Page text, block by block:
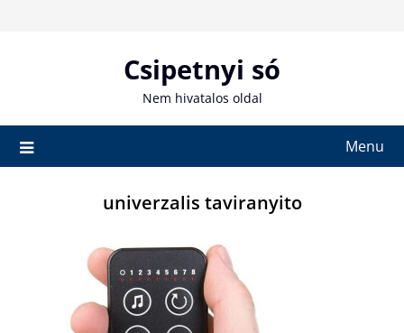
Csipetnyi só
Nem hivatalos oldal
Menu
univerzalis taviranyito